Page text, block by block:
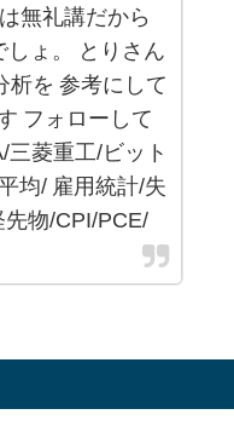
無礼講だから
しょ。 とりさん
析を 参考にして
フォローして
三菱重工/ビット
均/ 雇用統計/失
物/CPI/PCE/